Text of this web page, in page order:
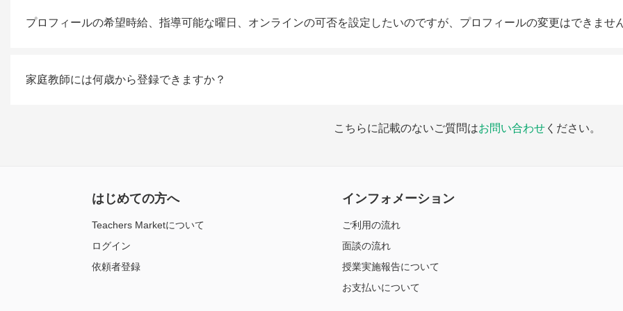
プロフィールの希望時給、指導可能な曜日、オンラインの可否を設定したいのですが、プロフィールの変更はできませ
家庭教師には何歳から登録できますか？
こちらに記載のないご質問はお問い合わせ ください。
はじめての方へ
Teachers Marketについて
ログイン
依頼者登録
インフォメーション
ご利用の流れ
面談の流れ
授業実施報告について
お支払いについて